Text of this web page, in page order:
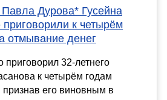
Дурова* Гусейна
приговорили к четырём
отмывание денег
32-летнего
к четырём годам
его виновным в